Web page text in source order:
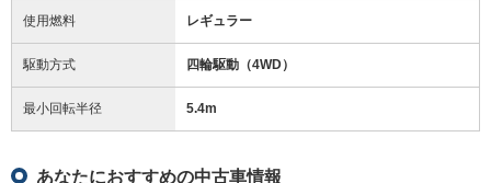
使用燃料 レギュラー
駆動方式 四輪駆動（4WD）
最小回転半径 5.4m
あなたにおすすめの中古車情報